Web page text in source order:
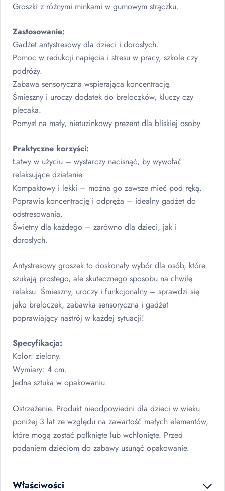
Groszki z różnymi minkami w gumowym strączku.
Zastosowanie:
Gadżet antystresowy dla dzieci i dorosłych.
Pomoc w redukcji napięcia i stresu w pracy, szkole czy
podróży.
Zabawa sensoryczna wspierająca koncentrację.
Śmieszny i uroczy dodatek do breloczków, kluczy czy
plecaka.
Pomysł na mały, nietuzinkowy prezent dla bliskiej osoby.
Praktyczne korzyści:
Łatwy w użyciu – wystarczy nacisnąć, by wywołać
relaksujące działanie.
Kompaktowy i lekki – można go zawsze mieć pod ręką.
Poprawia koncentrację i odpręża – idealny gadżet do
odstresowania.
Świetny dla każdego – zarówno dla dzieci, jak i
dorosłych.
Antystresowy groszek to doskonały wybór dla osób, które
szukają prostego, ale skutecznego sposobu na chwilę
relaksu. Śmieszny, uroczy i funkcjonalny – sprawdzi się
jako breloczek, zabawka sensoryczna i gadżet
poprawiający nastrój w każdej sytuacji!
Specyfikacja:
Kolor: zielony.
Wymiary: 4 cm.
Jedna sztuka w opakowaniu.
Ostrzeżenie. Produkt nieodpowiedni dla dzieci w wieku
poniżej 3 lat ze względu na zawartość małych elementów,
które mogą zostać połknięte lub wchłonięte. Przed
podaniem dzieciom do zabawy usunąć opakowanie.
Właściwości